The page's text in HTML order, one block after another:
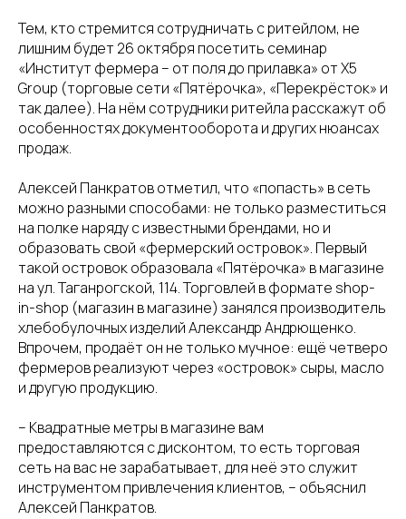
Тем, кто стремится сотрудничать с ритейлом, не
лишним будет 26 октября посетить семинар
«Институт фермера – от поля до прилавка» от X5
Group (торговые сети «Пятёрочка», «Перекрёсток» и
так далее). На нём сотрудники ритейла расскажут об
особенностях документооборота и других нюансах
продаж.
Алексей Панкратов отметил, что «попасть» в сеть
можно разными способами: не только разместиться
на полке наряду с известными брендами, но и
образовать свой «фермерский островок». Первый
такой островок образовала «Пятёрочка» в магазине
на ул. Таганрогской, 114. Торговлей в формате shop-
in-shop (магазин в магазине) занялся производитель
хлебобулочных изделий Александр Андрющенко.
Впрочем, продаёт он не только мучное: ещё четверо
фермеров реализуют через «островок» сыры, масло
и другую продукцию.
– Квадратные метры в магазине вам
предоставляются с дисконтом, то есть торговая
сеть на вас не зарабатывает, для неё это служит
инструментом привлечения клиентов, – объяснил
Алексей Панкратов.